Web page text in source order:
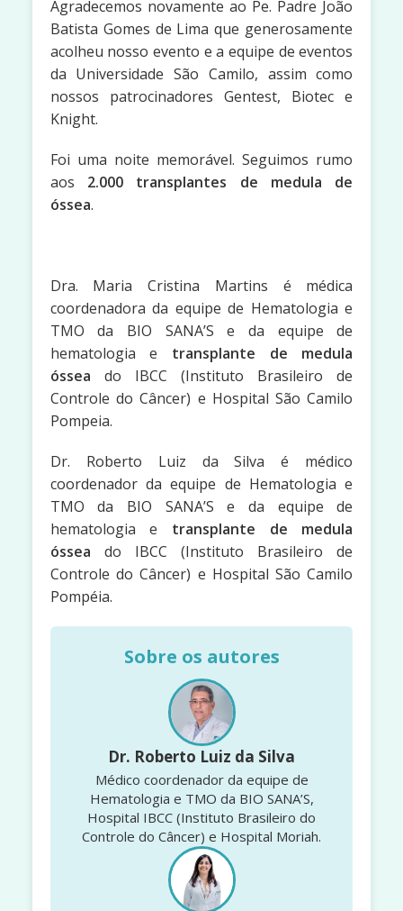
Agradecemos novamente ao Pe. Padre João
Batista Gomes de Lima que generosamente
acolheu nosso evento e a equipe de eventos
da Universidade São Camilo, assim como
nossos patrocinadores Gentest, Biotec e
Knight.
Foi uma noite memorável. Seguimos rumo
aos 2.000
transplantes de medula de
óssea.
Dra. Maria Cristina Martins é médica
coordenadora da equipe de Hematologia e
TMO da BIO SANA’S e da equipe de
hematologia e transplante de medula
óssea do IBCC (Instituto Brasileiro de
Controle do Câncer) e Hospital São Camilo
Pompeia.
Dr. Roberto Luiz da Silva é médico
coordenador da equipe de Hematologia e
TMO da BIO SANA’S e da equipe de
hematologia e transplante de medula
óssea do IBCC (Instituto Brasileiro de
Controle do Câncer) e Hospital São Camilo
Pompéia.
Sobre os autores
Dr. Roberto Luiz da Silva
Médico coordenador da equipe de
Hematologia e TMO da BIO SANA’S,
Hospital IBCC (Instituto Brasileiro do
Controle do Câncer) e Hospital Moriah.